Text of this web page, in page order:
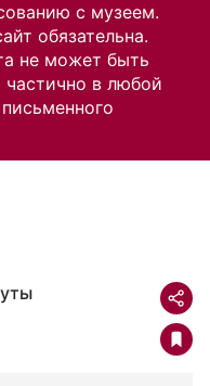
с музеем.
обязательна.
не может быть
в любой